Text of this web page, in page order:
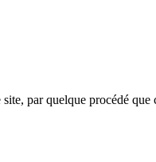
par quelque procédé